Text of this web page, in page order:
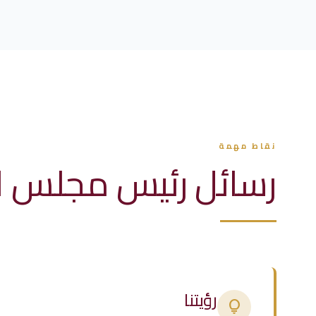
نقاط مهمة
رسائل رئيس مجلس
lightbulb رؤيتنا